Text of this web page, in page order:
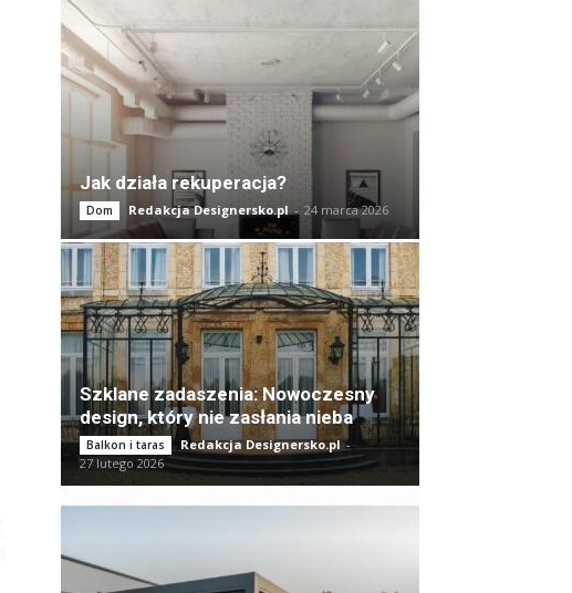
Jak działa rekuperacja?
Dom Redakcja Designersko.pl - 24 marca 2026
Szklane zadaszenia: Nowoczesny
design, który nie zasłania nieba
Balkon i taras Redakcja Designersko.pl -
27 lutego 2026